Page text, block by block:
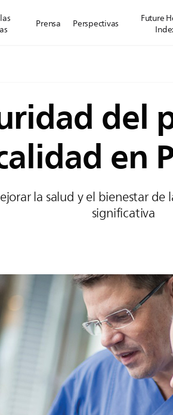
Prensa Perspectivas
Future
del
en
la salud y el bienestar de
significativa